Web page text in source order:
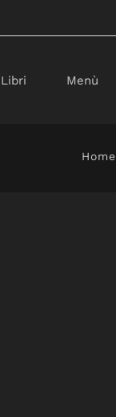
Libri Menù
Home